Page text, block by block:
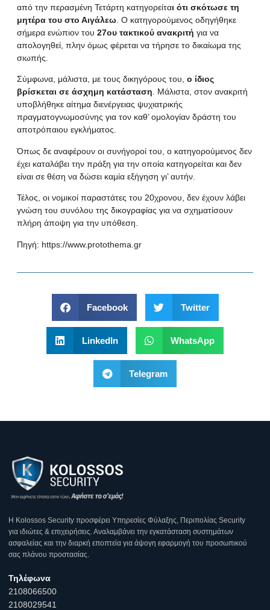
από την περασμένη Τετάρτη κατηγορείται ότι σκότωσε τη
μητέρα του στο Αιγάλεω . Ο κατηγορούμενος οδηγήθηκε
σήμερα ενώπιον του 27ου τακτικού ανακριτή για να
απολογηθεί, πλην όμως φέρεται να τήρησε το δικαίωμα της
σιωπής.
Σύμφωνα, μάλιστα, με τους δικηγόρους του, ο ίδιος
βρίσκεται σε άσχημη κατάσταση. Μάλιστα, στον ανακριτή
υποβλήθηκε αίτημα διενέργειας ψυχιατρικής
πραγματογνωμοσύνης για τον καθ’ ομολογίαν δράστη του
αποτρόπαιου εγκλήματος.
Όπως δε αναφέρουν οι συνήγοροί του, ο κατηγορούμενος δεν
έχει καταλάβει την πράξη για την οποία κατηγορείται και δεν
είναι σε θέση να δώσει καμία εξήγηση γι’ αυτήν.
Τέλος, οι νομικοί παραστάτες του 20χρονου, δεν έχουν λάβει
γνώση του συνόλου της δικογραφίας για να σχηματίσουν
πλήρη άποψη για την υπόθεση.
Πηγή: https://www.protothema.gr
Facebook Twitter
LinkedIn WhatsApp
Telegram
Η Κοlossos Security προσφέρει Υπηρεσίες Φύλαξης, Περιπολίας Security
για ιδιώτες & επιχειρήσεις. Αναλαμβάνει την εγκατάσταση συστημάτων
ασφαλείας και την διαρκή εποπτεία για άψογη εφαρμογή του προσωπικού
σας πλάνου προστασίας.
Τηλέφωνα
2108066500
2108029541